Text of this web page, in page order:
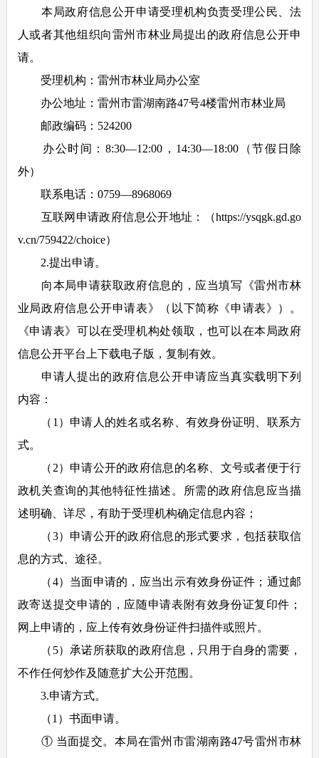
本局政府信息公开申请受理机构负责受理公民、法
人或者其他组织向雷州市林业局提出的政府信息公开申
请。
受理机构：雷州市林业局办公室
办公地址：雷州市雷湖南路47号4楼雷州市林业局
邮政编码：524200
办公时间：8:30—12:00，14:30—18:00（节假日除
外）
联系电话：0759—8968069
互联网申请政府信息公开地址：（https://ysqgk.gd.go
v.cn/759422/choice）
2.提出申请。
向本局申请获取政府信息的，应当填写《雷州市林
业局政府信息公开申请表》（以下简称《申请表》）。
《申请表》可以在受理机构处领取，也可以在本局政府
信息公开平台上下载电子版，复制有效。
申请人提出的政府信息公开申请应当真实载明下列
内容：
（1）申请人的姓名或名称、有效身份证明、联系方
式。
（2）申请公开的政府信息的名称、文号或者便于行
政机关查询的其他特征性描述。所需的政府信息应当描
述明确、详尽，有助于受理机构确定信息内容；
（3）申请公开的政府信息的形式要求，包括获取信
息的方式、途径。
（4）当面申请的，应当出示有效身份证件；通过邮
政寄送提交申请的，应随申请表附有效身份证复印件；
网上申请的，应上传有效身份证件扫描件或照片。
（5）承诺所获取的政府信息，只用于自身的需要，
不作任何炒作及随意扩大公开范围。
3.申请方式。
（1）书面申请。
① 当面提交。本局在雷州市雷湖南路47号雷州市林